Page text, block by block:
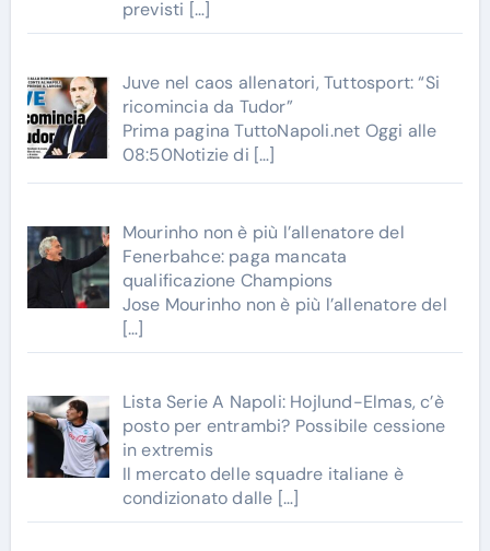
previsti […]
Juve nel caos allenatori, Tuttosport: “Si
ricomincia da Tudor”
Prima pagina TuttoNapoli.net Oggi alle
08:50Notizie di […]
Mourinho non è più l’allenatore del
Fenerbahce: paga mancata
qualificazione Champions
Jose Mourinho non è più l’allenatore del
[…]
Lista Serie A Napoli: Hojlund-Elmas, c’è
posto per entrambi? Possibile cessione
in extremis
Il mercato delle squadre italiane è
condizionato dalle […]